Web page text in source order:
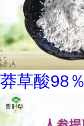
莽草酸98％